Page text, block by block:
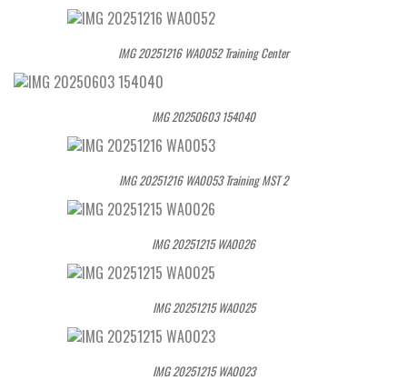
IMG 20251216 WA0052 Training Center
IMG 20250603 154040
IMG 20251216 WA0053 Training MST 2
IMG 20251215 WA0026
IMG 20251215 WA0025
IMG 20251215 WA0023